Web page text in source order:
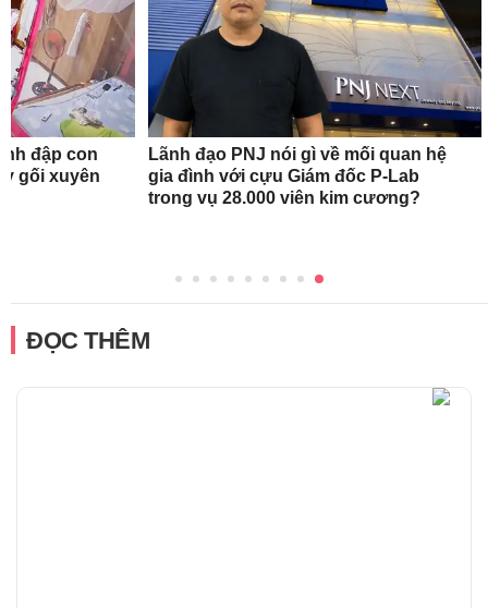
đập con
gối xuyên
Lãnh đạo PNJ nói gì về mối quan hệ
gia đình với cựu Giám đốc P-Lab
trong vụ 28.000 viên kim cương?
ĐỌC THÊM